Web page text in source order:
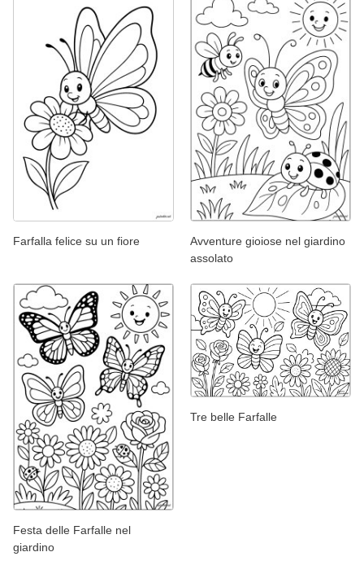
Farfalla felice su un fiore
Avventure gioiose nel giardino
assolato
Festa delle Farfalle nel
giardino
Tre belle Farfalle